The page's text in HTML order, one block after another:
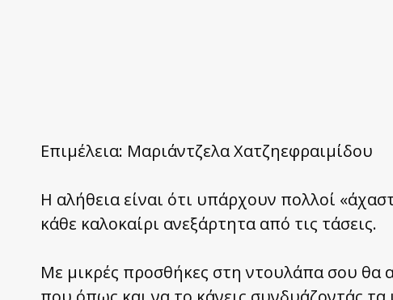
Επιμέλεια: Μαριάντζελα Χατζηεφραιμίδου
Η αλήθεια είναι ότι υπάρχουν πολλοί
κάθε καλοκαίρι ανεξάρτητα από τις τάσεις.
Με μικρές προσθήκες στη ντουλάπα σου θα